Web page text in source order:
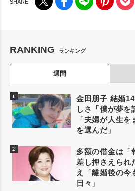
RANKING ランキング
週間
金田朋子 結婚
しさ「僕が夢を
「夫婦が人生
を選んだ」
多額の借金は「
差し押さえられ
え「離婚後の今
日々」